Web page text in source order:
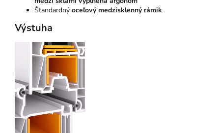
Štandardný oceľový medzisklenný rámik
Výstuha